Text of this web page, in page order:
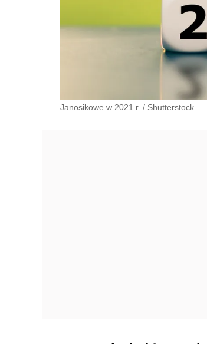
Janosikowe w 2021 r. / Shutterstock